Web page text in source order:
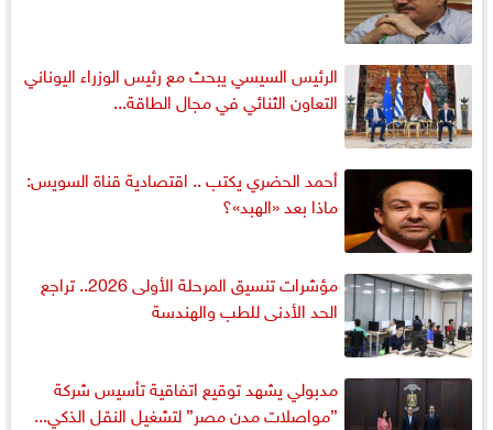
الرئيس السيسي يبحث مع رئيس الوزراء اليوناني
التعاون الثنائي في مجال الطاقة...
أحمد الحضري يكتب .. اقتصادية قناة السويس:
ماذا بعد «الهبد»؟
مؤشرات تنسيق المرحلة الأولى 2026.. تراجع
الحد الأدنى للطب والهندسة
مدبولي يشهد توقيع اتفاقية تأسيس شركة
”مواصلات مدن مصر” لتشغيل النقل الذكي...